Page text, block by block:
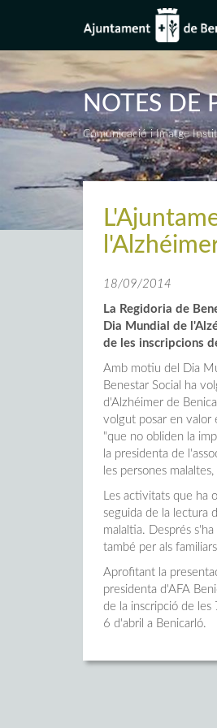
NOTES DE
Comunicació i Imatge
18/09/2014
La Regidoria de
Dia Mundial de
de les inscripcions
Amb motiu del Dia
Benestar Social ha
d'Alzhéimer de
volgut posar en valor
"que no obliden la
la presidenta de
les persones
Les activitats que ha
seguida de la lectura
malaltia. Després
també per als
Aprofitant la
presidenta d'AFA
de la inscripció de les
6 d'abril a Benicarló.